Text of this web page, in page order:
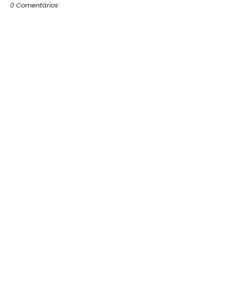
0 Comentários